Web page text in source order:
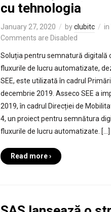
cu tehnologia
January 27, 2020 byclubitc in
Comments are Disabled
Soluția pentru semnatură digitală
fluxurile de lucru automatizate,
SEE, este utilizată în cadrul
decembrie 2019. Asseco SEE a
2019, în cadrul Direcției de
4, un proiect pentru semnătura
fluxurile de lucru automatizate. […]
Read more ›